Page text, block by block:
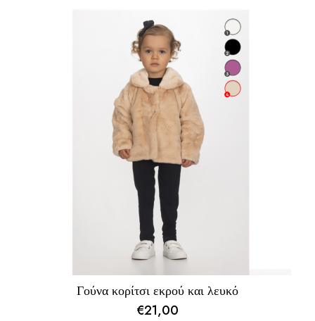
Γούνα κορίτσι εκρού και λευκό
€21,00